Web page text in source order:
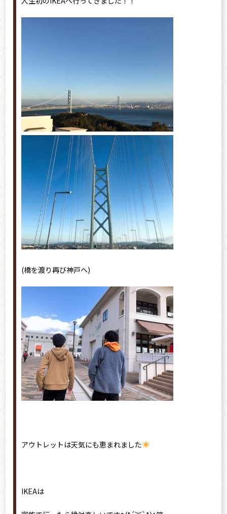
(橋を渡り再び神戸へ)
アウトレットは天気にも恵まれました
IKEAは